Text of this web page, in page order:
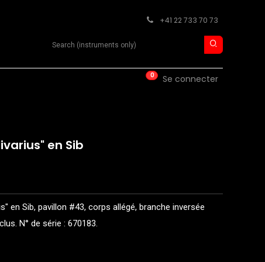
+41 22 733 70 73
Search product
0 Se connecter
en Sib
en Sib, pavillon #43, corps allégé, branche inversée
N° de série : 670183.